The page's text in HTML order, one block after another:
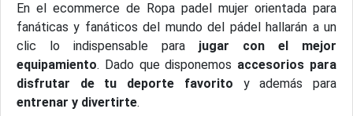
En el ecommerce de Ropa padel mujer orientada para
fanáticas y fanáticos del mundo del pádel hallarán a un
clic lo indispensable para jugar con el mejor
equipamiento. Dado que disponemos accesorios para
disfrutar de tu deporte favorito y además para
entrenar y divertirte.